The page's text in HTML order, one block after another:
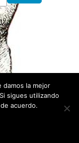
damos la mejor
sigues utilizando
acuerdo.